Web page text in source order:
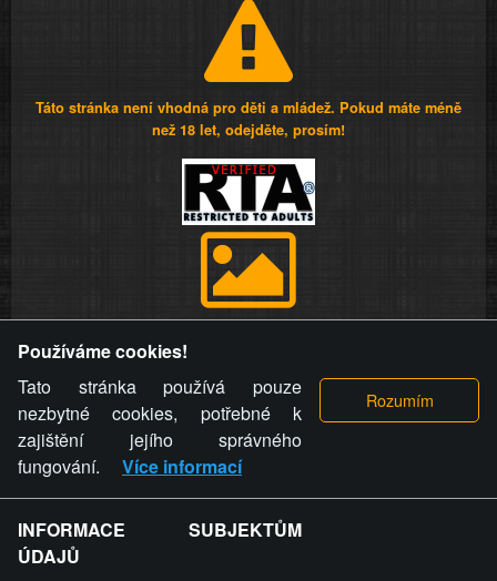
Táto stránka není vhodná pro děti a mládež. Pokud máte méně
než 18 let, odejděte, prosím!
videa a komentáře. Osoba, které se toto opatření provozovatele
stránky týče, ani osoba, která umístila fotografii nebo video na
stránku, nemůže z důvodu odstranění fotografie, videa nebo
komentáře pro výše uvedenou okolnost uplatnit vůči
provozovateli stránky žádný nárok na náhradu škody nebo
nemajetkové újmy.
ZVRÁCENÝ.CZ - Svět není zvrácenej. To jen
Používáme cookies!
Tato stránka používá pouze
nezbytné cookies, potřebné k
zajištění jejího správného
fungování.
Více informací
INFORMACE SUBJEKTŮM
ÚDAJŮ